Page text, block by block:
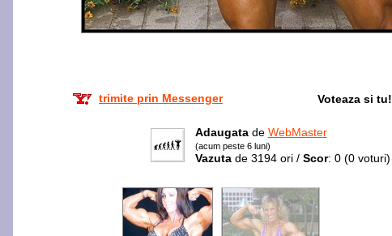
trimite prin Messenger Voteaza si tu!
Adaugatade WebMaster
(acum peste 6 luni)
Vazutade 3194 ori / Scor: 0 (0 voturi)